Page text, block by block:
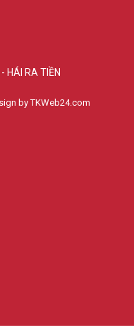
HÁI RA TIỀN
by TKWeb24.com